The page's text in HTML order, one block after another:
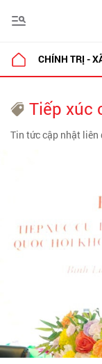
CHÍNH TRỊ -
Tiếp xúc
Tin tức cập nhật liên